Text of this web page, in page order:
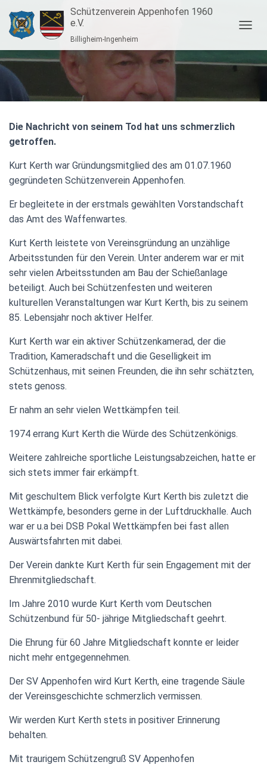
Schützenverein Appenhofen 1960
e.V.
Billigheim-Ingenheim
I
T
Die Nachricht von seinem Tod hat uns schmerzlich
getroffen.
Kurt Kerth war Gründungsmitglied des am 01.07.1960
gegründeten Schützenverein Appenhofen.
Er begleitete in der erstmals gewählten Vorstandschaft
das Amt des Waffenwartes.
Kurt Kerth leistete von Vereinsgründung an unzählige
Arbeitsstunden für den Verein. Unter anderem war er mit
sehr vielen Arbeitsstunden am Bau der Schießanlage
beteiligt. Auch bei Schützenfesten und weiteren
kulturellen Veranstaltungen war Kurt Kerth, bis zu seinem
85. Lebensjahr noch aktiver Helfer.
Kurt Kerth war ein aktiver Schützenkamerad, der die
Tradition, Kameradschaft und die Geselligkeit im
Schützenhaus, mit seinen Freunden, die ihn sehr schätzten,
stets genoss.
Er nahm an sehr vielen Wettkämpfen teil.
1974 errang Kurt Kerth die Würde des Schützenkönigs.
Weitere zahlreiche sportliche Leistungsabzeichen, hatte er
sich stets immer fair erkämpft.
Mit geschultem Blick verfolgte Kurt Kerth bis zuletzt die
Wettkämpfe, besonders gerne in der Luftdruckhalle. Auch
war er u.a bei DSB Pokal Wettkämpfen bei fast allen
Auswärtsfahrten mit dabei.
Der Verein dankte Kurt Kerth für sein Engagement mit der
Ehrenmitgliedschaft.
Im Jahre 2010 wurde Kurt Kerth vom Deutschen
Schützenbund für 50- jährige Mitgliedschaft geehrt.
Die Ehrung für 60 Jahre Mitgliedschaft konnte er leider
nicht mehr entgegennehmen.
Der SV Appenhofen wird Kurt Kerth, eine tragende Säule
der Vereinsgeschichte schmerzlich vermissen.
Wir werden Kurt Kerth stets in positiver Erinnerung
behalten.
Mit traurigem Schützengruß SV Appenhofen